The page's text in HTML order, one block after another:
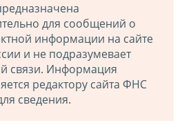
для сообщений о
информации на сайте
и не подразумевает
связи. Информация
редактору сайта ФНС
сведения.